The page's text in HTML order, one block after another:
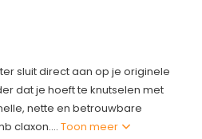
sluit direct aan op je originele
dat je hoeft te knutselen met
nette en betrouwbare
claxon....Toon meer